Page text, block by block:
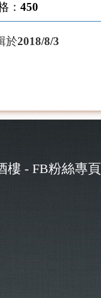
：450
於2018/8/3
樓 - FB粉絲專頁